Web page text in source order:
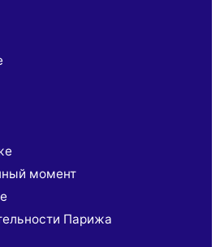
момент
Парижа